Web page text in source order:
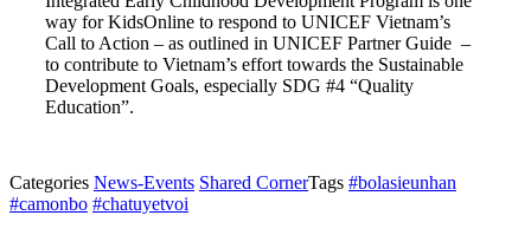
way for KidsOnline to respond to UNICEF Vietnam’s
Call to Action – as outlined in UNICEF Partner Guide –
to contribute to Vietnam’s effort towards the Sustainable
Development Goals, especially SDG #4 “Quality
Education”.
Categories News-Events Shared CornerTags #bolasieunhan
#camonbo #chatuyetvoi